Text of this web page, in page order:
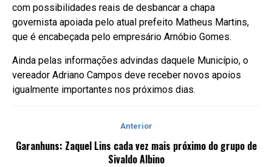
com possibilidades reais de desbancar a chapa
governista apoiada pelo atual prefeito Matheus Martins,
que é encabeçada pelo empresário Arnóbio Gomes.
Ainda pelas informações advindas daquele Município, o
vereador Adriano Campos deve receber novos apoios
igualmente importantes nos próximos dias.
Anterior
Garanhuns: Zaquel Lins cada vez mais próximo do grupo de
Sivaldo Albino